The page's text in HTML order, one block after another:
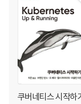
_2.5 개발 환경 설정
CHAPTER 03 모
_3.1 메트릭 vs 로그
_3.2 모니터링 기법
_3.3 모니터링 패턴
쿠버네티스 시작하기